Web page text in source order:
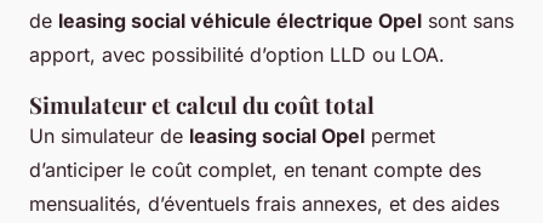
de leasing social véhicule électrique Opel sont sans
apport, avec possibilité d’option LLD ou LOA.
Simulateur et calcul du coût total
Un simulateur de leasing social Opel permet
d’anticiper le coût complet, en tenant compte des
mensualités, d’éventuels frais annexes, et des aides